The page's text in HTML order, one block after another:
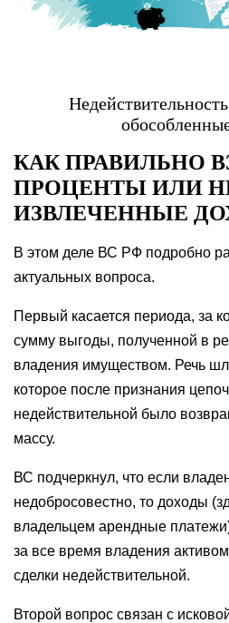
КАК ПРАВИЛЬНО
ПРОЦЕНТЫ ИЛИ
ИЗВЛЕЧЕННЫЕ
В этом деле ВС РФ подробно
актуальных вопроса.
Первый касается периода, за
сумму выгоды, полученной в
владения имуществом. Речь
которое после признания
недействительной было
массу.
ВС подчеркнул, что если
недобросовестно, то доходы
владельцем арендные
за все время владения
сделки недействительной.
Второй вопрос связан с